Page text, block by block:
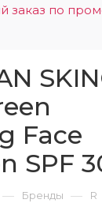
заказ по
Face
SPF
— Бренды — R